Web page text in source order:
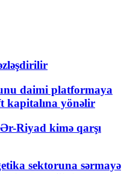
daimi platformaya
kapitalına yönəlir
Riyad kimə qarşı
sektoruna sərmayə